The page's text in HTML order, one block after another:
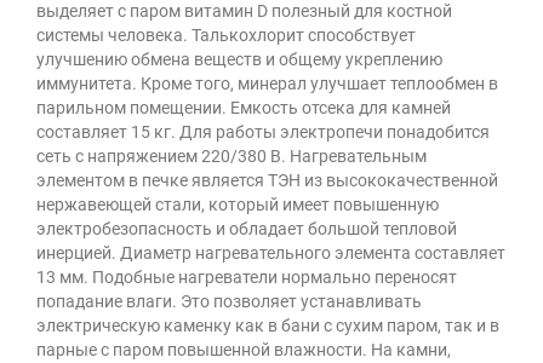
выделяет с паром витамин D полезный для костной
системы человека. Талькохлорит способствует
улучшению обмена веществ и общему укреплению
иммунитета. Кроме того, минерал улучшает теплообмен в
парильном помещении. Емкость отсека для камней
составляет 15 кг. Для работы электропечи понадобится
сеть с напряжением 220/380 В. Нагревательным
элементом в печке является ТЭН из высококачественной
нержавеющей стали, который имеет повышенную
электробезопасность и обладает большой тепловой
инерцией. Диаметр нагревательного элемента составляет
13 мм. Подобные нагреватели нормально переносят
попадание влаги. Это позволяет устанавливать
электрическую каменку как в бани с сухим паром, так и в
парные с паром повышенной влажности. На камни,